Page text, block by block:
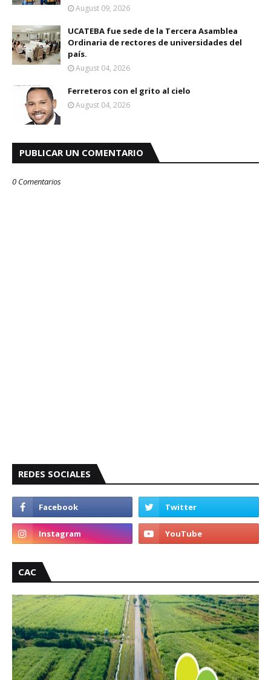
August 09, 2026
UCATEBA fue sede de la Tercera Asamblea
Ordinaria de rectores de universidades del
país.
August 04, 2026
Ferreteros con el grito al cielo
August 04, 2026
PUBLICAR UN COMENTARIO
0 Comentarios
REDES SOCIALES
CAC